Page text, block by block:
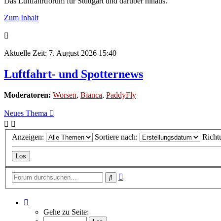
Zum Inhalt
Aktuelle Zeit: 7. August 2026 15:40
Luftfahrt- und Spotternews
Moderatoren: Worsen, Bianca, PaddyFly
Neues Thema
Anzeigen: Sortiere nach:
Suche
von
Gehe zu Seite: